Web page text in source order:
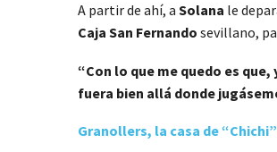
A partir de ahí, a Solana le
Caja San Fernando sevillano,
“Con lo que me quedo es
fuera bien allá donde
Granollers, la casa de